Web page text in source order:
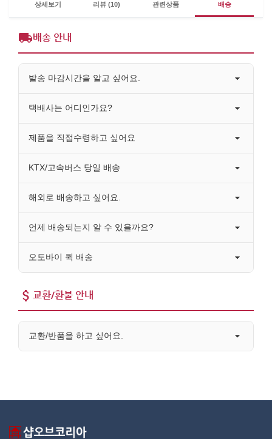
상세보기 리뷰 (10) 관련상품 배송
배송 안내
발송 마감시간을 알고 싶어요.
택배사는 어디인가요?
제품을 직접수령하고 싶어요
KTX/고속버스 당일 배송
해외로 배송하고 싶어요.
언제 배송되는지 알 수 있을까요?
오토바이 퀵 배송
교환/환불 안내
교환/반품을 하고 싶어요.